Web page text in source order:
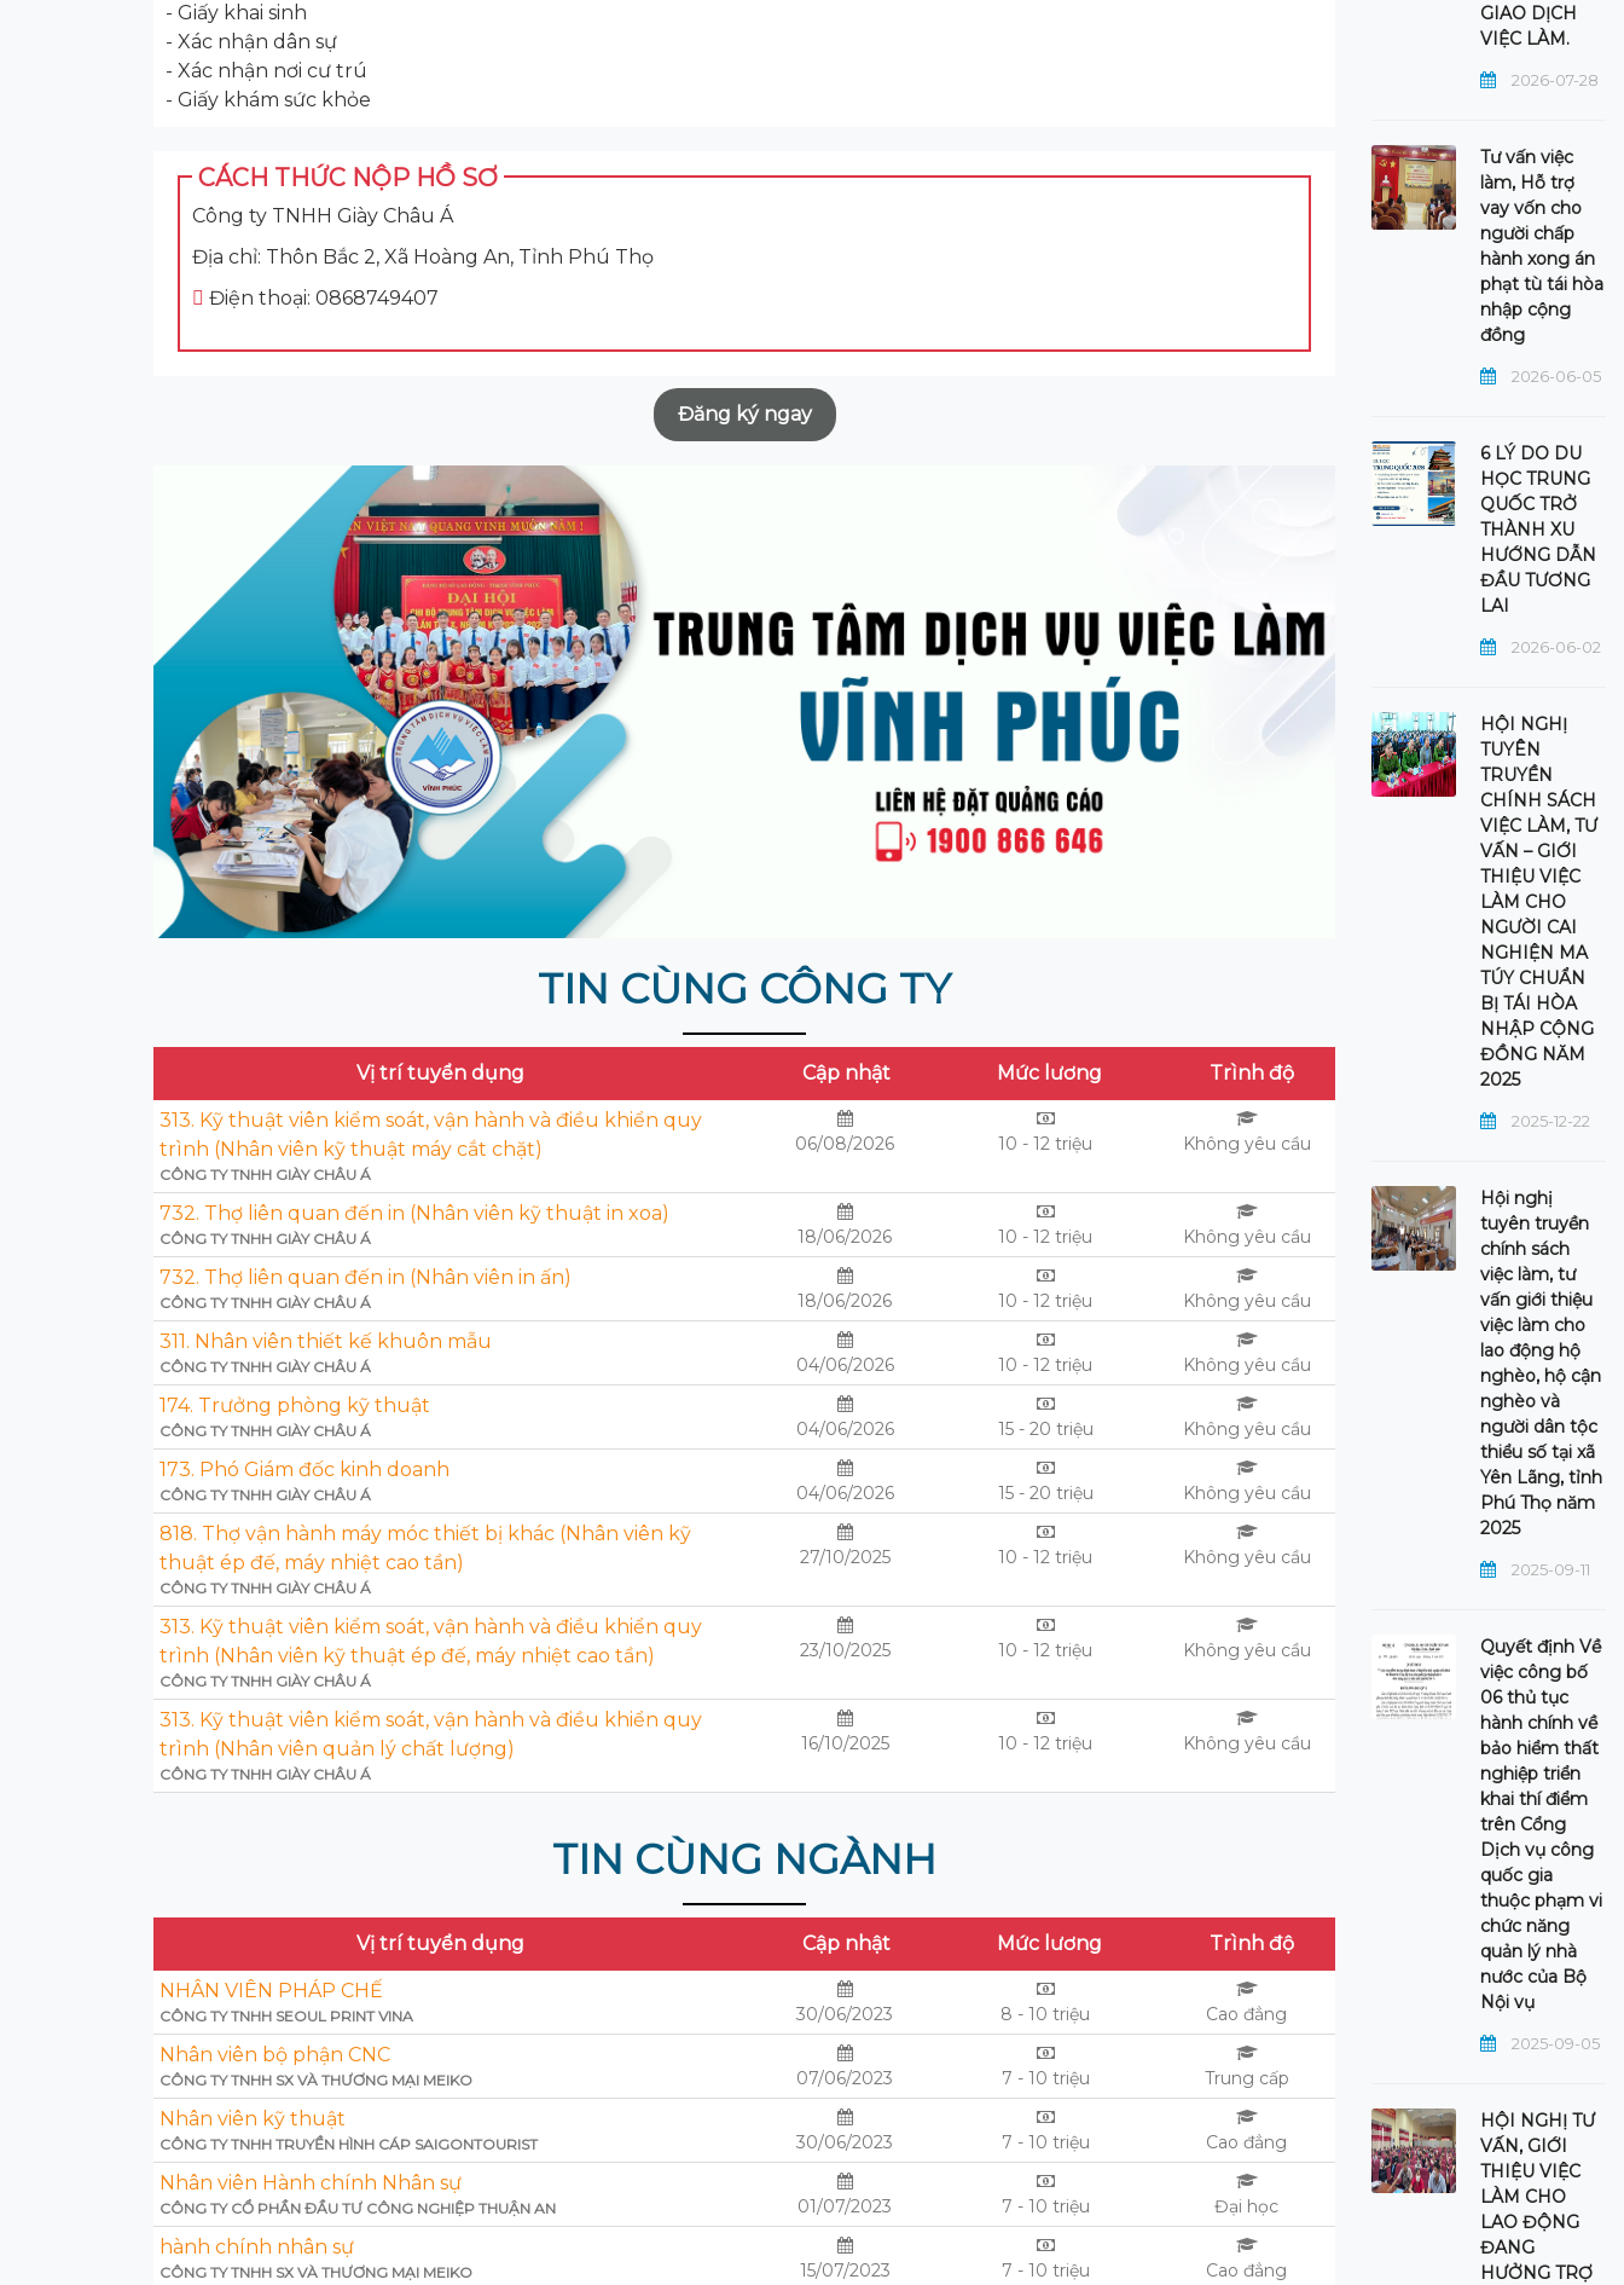
- Giấy khai sinh
- Xác nhận dân sự
- Xác nhận nơi cư trú
- Giấy khám sức khỏe
CÁCH THỨC NỘP HỒ SƠ
Công ty TNHH Giày Châu Á
Địa chỉ: Thôn Bắc 2, Xã Hoàng An, Tỉnh Phú Thọ
Điện thoại: 0868749407
Đăng ký ngay
TIN CÙNG CÔNG TY
Vị trí tuyển dụng Cập nhật Mức lương Trình độ
313. Kỹ thuật viên kiểm soát, vận hành và điều khiển quy
trình (Nhân viên kỹ thuật máy cắt chặt)
CÔNG TY TNHH GIÀY CHÂU Á
06/08/2026 10 - 12 triệu Không yêu cầu
732. Thợ liên quan đến in (Nhân viên kỹ thuật in xoa)
CÔNG TY TNHH GIÀY CHÂU Á 18/06/2026 10 - 12 triệu Không yêu cầu
732. Thợ liên quan đến in (Nhân viên in ấn)
CÔNG TY TNHH GIÀY CHÂU Á 18/06/2026 10 - 12 triệu Không yêu cầu
311. Nhân viên thiết kế khuôn mẫu
CÔNG TY TNHH GIÀY CHÂU Á 04/06/2026 10 - 12 triệu Không yêu cầu
174. Trưởng phòng kỹ thuật
CÔNG TY TNHH GIÀY CHÂU Á 04/06/2026 15 - 20 triệu Không yêu cầu
173. Phó Giám đốc kinh doanh
CÔNG TY TNHH GIÀY CHÂU Á 04/06/2026 15 - 20 triệu Không yêu cầu
818. Thợ vận hành máy móc thiết bị khác (Nhân viên kỹ
thuật ép đế, máy nhiệt cao tần)
CÔNG TY TNHH GIÀY CHÂU Á
27/10/2025 10 - 12 triệu Không yêu cầu
313. Kỹ thuật viên kiểm soát, vận hành và điều khiển quy
trình (Nhân viên kỹ thuật ép đế, máy nhiệt cao tần)
CÔNG TY TNHH GIÀY CHÂU Á
23/10/2025 10 - 12 triệu Không yêu cầu
313. Kỹ thuật viên kiểm soát, vận hành và điều khiển quy
trình (Nhân viên quản lý chất lượng)
CÔNG TY TNHH GIÀY CHÂU Á
16/10/2025 10 - 12 triệu Không yêu cầu
TIN CÙNG NGÀNH
Vị trí tuyển dụng Cập nhật Mức lương Trình độ
NHÂN VIÊN PHÁP CHẾ
CÔNG TY TNHH SEOUL PRINT VINA 30/06/2023 8 - 10 triệu Cao đẳng
Nhân viên bộ phận CNC
CÔNG TY TNHH SX VÀ THƯƠNG MẠI MEIKO 07/06/2023 7 - 10 triệu Trung cấp
Nhân viên kỹ thuật
CÔNG TY TNHH TRUYỀN HÌNH CÁP SAIGONTOURIST 30/06/2023 7 - 10 triệu Cao đẳng
Nhân viên Hành chính Nhân sự
CÔNG TY CỔ PHẦN ĐẦU TƯ CÔNG NGHIỆP THUẬN AN 01/07/2023 7 - 10 triệu Đại học
hành chính nhân sự
CÔNG TY TNHH SX VÀ THƯƠNG MẠI MEIKO 15/07/2023 7 - 10 triệu Cao đẳng
GIAO DỊCH
VIỆC LÀM.
2026-07-28
Tư vấn việc
làm, Hỗ trợ
vay vốn cho
người chấp
hành xong án
phạt tù tái hòa
nhập cộng
đồng
2026-06-05
6 LÝ DO DU
HỌC TRUNG
QUỐC TRỞ
THÀNH XU
HƯỚNG DẪN
ĐẦU TƯƠNG
LAI
2026-06-02
HỘI NGHỊ
TUYÊN
TRUYỀN
CHÍNH SÁCH
VIỆC LÀM, TƯ
VẤN – GIỚI
THIỆU VIỆC
LÀM CHO
NGƯỜI CAI
NGHIỆN MA
TÚY CHUẨN
BỊ TÁI HÒA
NHẬP CỘNG
ĐỒNG NĂM
2025
2025-12-22
Hội nghị
tuyên truyền
chính sách
việc làm, tư
vấn giới thiệu
việc làm cho
lao động hộ
nghèo, hộ cận
nghèo và
người dân tộc
thiểu số tại xã
Yên Lãng, tỉnh
Phú Thọ năm
2025
2025-09-11
Quyết định Về
việc công bố
06 thủ tục
hành chính về
bảo hiểm thất
nghiệp triển
khai thí điểm
trên Cổng
Dịch vụ công
quốc gia
thuộc phạm vi
chức năng
quản lý nhà
nước của Bộ
Nội vụ
2025-09-05
HỘI NGHỊ TƯ
VẤN, GIỚI
THIỆU VIỆC
LÀM CHO
LAO ĐỘNG
ĐANG
HƯỞNG TRỢ